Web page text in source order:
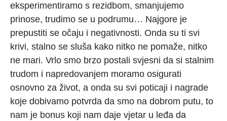
eksperimentiramo s rezidbom, smanjujemo
prinose, trudimo se u podrumu… Najgore je
prepustiti se očaju i negativnosti. Onda su ti svi
krivi, stalno se sluša kako nitko ne pomaže, nitko
ne mari. Vrlo smo brzo postali svjesni da si stalnim
trudom i napredovanjem moramo osigurati
osnovno za život, a onda su svi poticaji i nagrade
koje dobivamo potvrda da smo na dobrom putu, to
nam je bonus koji nam daje vjetar u leđa da